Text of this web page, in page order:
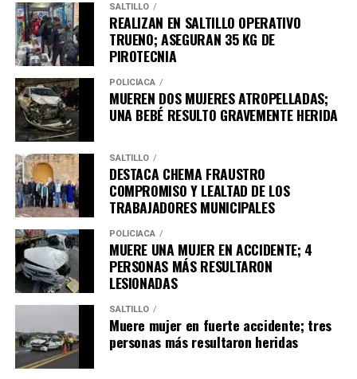
SALTILLO
REALIZAN EN SALTILLO OPERATIVO
TRUENO; ASEGURAN 35 KG DE
PIROTECNIA
POLICÍACA
MUEREN DOS MUJERES ATROPELLADAS;
UNA BEBÉ RESULTO GRAVEMENTE HERIDA
SALTILLO
DESTACA CHEMA FRAUSTRO
COMPROMISO Y LEALTAD DE LOS
TRABAJADORES MUNICIPALES
POLICÍACA
MUERE UNA MUJER EN ACCIDENTE; 4
PERSONAS MÁS RESULTARON
LESIONADAS
SALTILLO
Muere mujer en fuerte accidente; tres
personas más resultaron heridas